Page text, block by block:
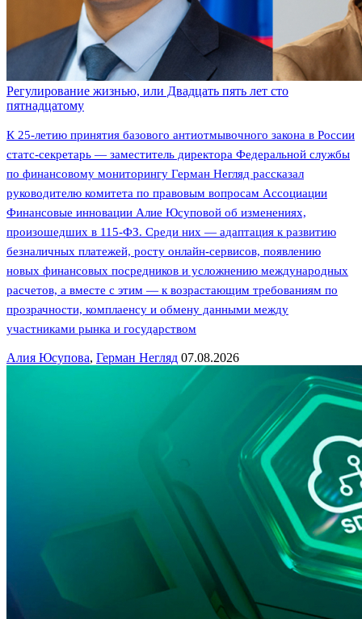
Регулирование жизнью, или Двадцать пять лет сто
пятнадцатому
К 25-летию принятия базового антиотмывочного закона в России
статс-секретарь — заместитель директора Федеральной службы
по финансовому мониторингу Герман Негляд рассказал
руководителю комитета по правовым вопросам Ассоциации
Финансовые инновации Алие Юсуповой об изменениях,
произошедших в 115-ФЗ. Среди них — адаптация к развитию
безналичных платежей, росту онлайн-сервисов, появлению
новых финансовых посредников и усложнению международных
расчетов, а вместе с этим — к возрастающим требованиям по
прозрачности, комплаенсу и обмену данными между
участниками рынка и государством
Алия Юсупова, Герман Негляд 07.08.2026